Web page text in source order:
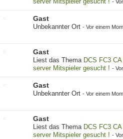
-
Gast
Unbekannter Ort - Vor einem
Gast
Liest das Thema DCS FC3
server Mitspieler gesucht ! -
Gast
Unbekannter Ort - Vor einem
Gast
Liest das Thema DCS FC3
server Mitspieler gesucht ! -